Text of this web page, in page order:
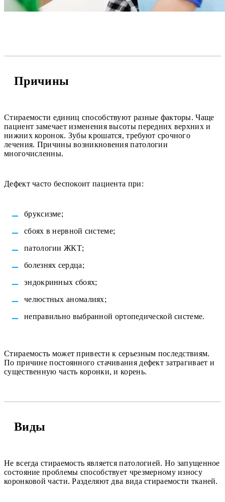
Причины
Стираемости единиц способствуют разные факторы. Чаще
пациент замечает изменения высоты передних верхних и
нижних коронок. Зубы крошатся, требуют срочного
лечения. Причины возникновения патологии
многочисленны.
Дефект часто беспокоит пациента при:
бруксизме;
сбоях в нервной системе;
патологии ЖКТ;
болезнях сердца;
эндокринных сбоях;
челюстных аномалиях;
неправильно выбранной ортопедической системе.
Стираемость может привести к серьезным последствиям.
По причине постоянного стачивания дефект затрагивает и
существенную часть коронки, и корень.
Виды
Не всегда стираемость является патологией. Но запущенное
состояние проблемы способствует чрезмерному износу
коронковой части. Разделяют два вида стираемости тканей.